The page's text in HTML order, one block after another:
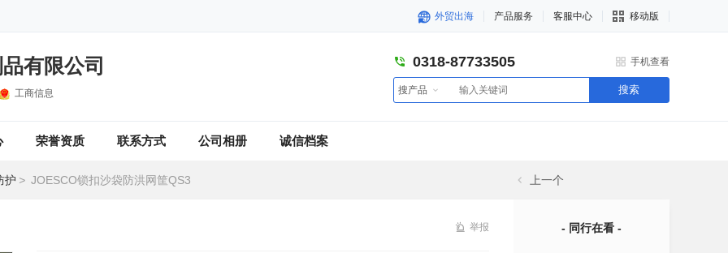
外贸出海 产品服务 客服中心 移动版
有限公司
工商信息
0318-87733505 手机查看
搜产品 搜索
荣誉资质 联系方式 公司相册 诚信档案
护 > JOESCO锁扣沙袋防洪网筐QS3 上一个
举报 - 同行在看 -